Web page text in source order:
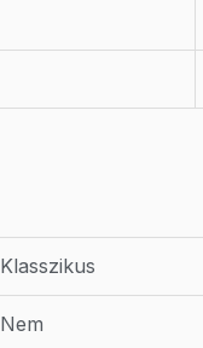
Klasszikus
Nem